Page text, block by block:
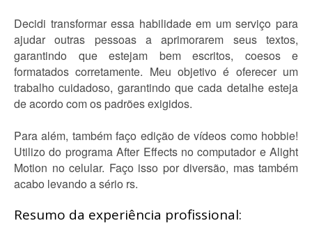
Decidi transformar essa habilidade em um serviço para
ajudar outras pessoas a aprimorarem seus textos,
garantindo que estejam bem escritos, coesos e
formatados corretamente. Meu objetivo é oferecer um
trabalho cuidadoso, garantindo que cada detalhe esteja
de acordo com os padrões exigidos.
Para além, também faço edição de vídeos como hobbie!
Utilizo do programa After Effects no computador e Alight
Motion no celular. Faço isso por diversão, mas também
acabo levando a sério rs.
Resumo da experiência profissional: